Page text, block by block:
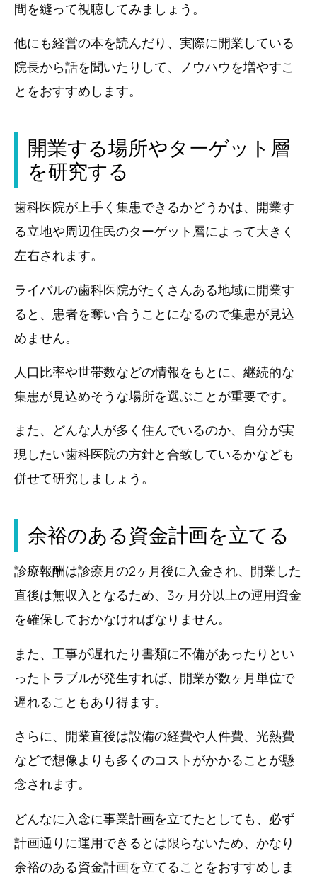
間を縫って視聴してみましょう。
他にも経営の本を読んだり、実際に開業している
院長から話を聞いたりして、ノウハウを増やすこ
とをおすすめします。
開業する場所やターゲット層
を研究する
歯科医院が上手く集患できるかどうかは、開業す
る立地や周辺住民のターゲット層によって大きく
左右されます。
ライバルの歯科医院がたくさんある地域に開業す
ると、患者を奪い合うことになるので集患が見込
めません。
人口比率や世帯数などの情報をもとに、継続的な
集患が見込めそうな場所を選ぶことが重要です。
また、どんな人が多く住んでいるのか、自分が実
現したい歯科医院の方針と合致しているかなども
併せて研究しましょう。
余裕のある資金計画を立てる
診療報酬は診療月の2ヶ月後に入金され、開業した
直後は無収入となるため、3ヶ月分以上の運用資金
を確保しておかなければなりません。
また、工事が遅れたり書類に不備があったりとい
ったトラブルが発生すれば、開業が数ヶ月単位で
遅れることもあり得ます。
さらに、開業直後は設備の経費や人件費、光熱費
などで想像よりも多くのコストがかかることが懸
念されます。
どんなに入念に事業計画を立てたとしても、必ず
計画通りに運用できるとは限らないため、かなり
余裕のある資金計画を立てることをおすすめしま